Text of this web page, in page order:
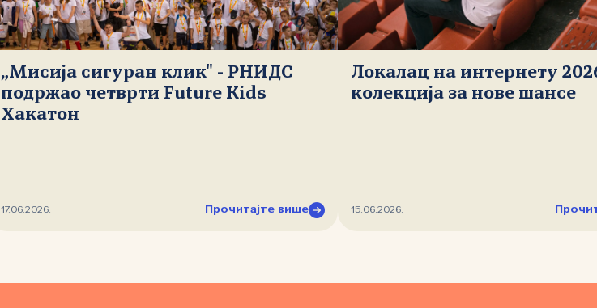
„Мисија сигуран клик" - РНИДС
подржао четврти Future Kids
Хакатон
17.06.2026. Прочитајте више
Локалац на интернету
колекција за нове шансе
15.06.2026.